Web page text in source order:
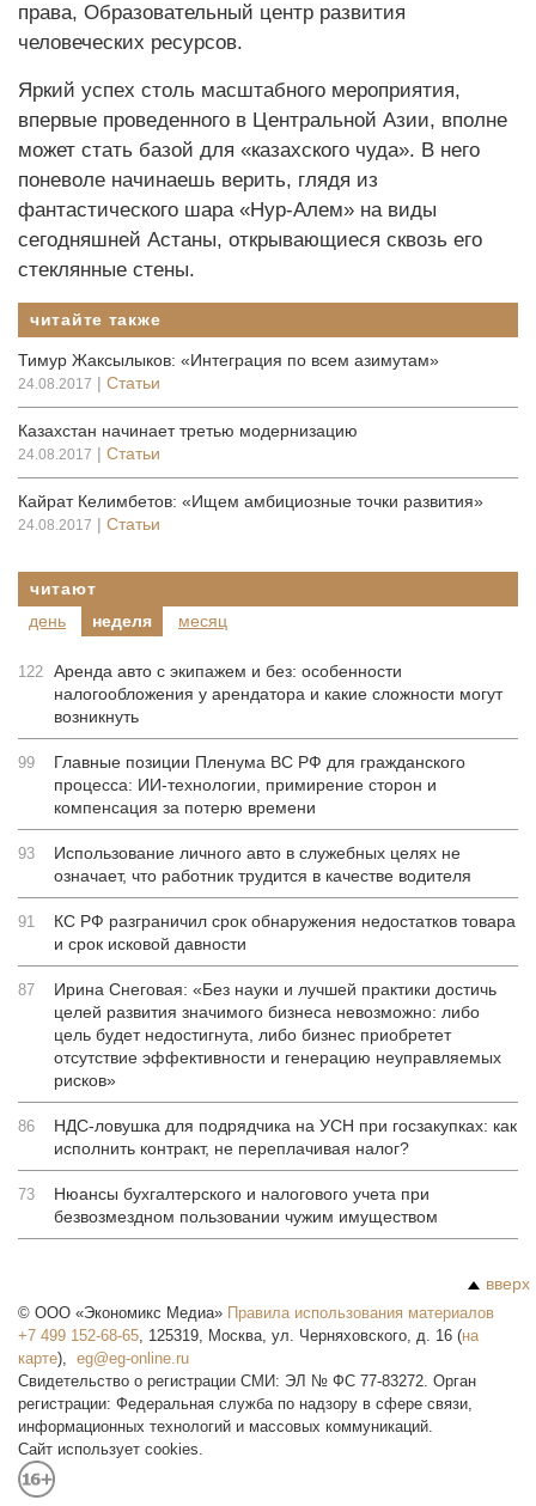
права, Образовательный центр развития
человеческих ресурсов.
Яркий успех столь масштабного мероприятия,
впервые проведенного в Центральной Азии, вполне
может стать базой для «казахского чуда». В него
поневоле начинаешь верить, глядя из
фантастического шара «Нур-Алем» на виды
сегодняшней Астаны, открывающиеся сквозь его
стеклянные стены.
читайте также
Тимур Жаксылыков: «Интеграция по всем азимутам»
24.08.2017 | Статьи
Казахстан начинает третью модернизацию
24.08.2017 | Статьи
Кайрат Келимбетов: «Ищем амбициозные точки развития»
24.08.2017 | Статьи
читают
день
неделя месяц
122 Аренда авто с экипажем и без: особенности
налогообложения у арендатора и какие сложности могут
возникнуть
99
Главные позиции Пленума ВС РФ для гражданского
процесса: ИИ-технологии, примирение сторон и
компенсация за потерю времени
93
Использование личного авто в служебных целях не
означает, что работник трудится в качестве водителя
91
КС РФ разграничил срок обнаружения недостатков товара
и срок исковой давности
87
Ирина Снеговая: «Без науки и лучшей практики достичь
целей развития значимого бизнеса невозможно: либо
цель будет недостигнута, либо бизнес приобретет
отсутствие эффективности и генерацию неуправляемых
рисков»
86
НДС-ловушка для подрядчика на УСН при госзакупках: как
исполнить контракт, не переплачивая налог?
73
Нюансы бухгалтерского и налогового учета при
безвозмездном пользовании чужим имуществом
вверх
© ООО «Экономикс Медиа» Правила использования материалов
+7 499 152-68-65, 125319, Москва, ул. Черняховского, д. 16 (на
карте),
Свидетельство о регистрации СМИ: ЭЛ № ФС 77-83272. Орган
регистрации: Федеральная служба по надзору в сфере связи,
информационных технологий и массовых коммуникаций.
Сайт использует cookies.